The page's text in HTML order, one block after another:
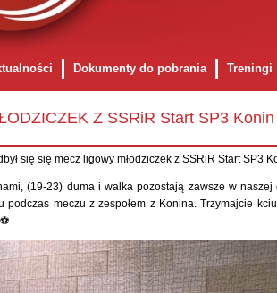
Dokumenty do pobrania Treningi
Z SSRiR Start SP3 Konin
się się mecz ligowy młodziczek z SSRiR Start SP3
(19-23) duma i walka pozostają zawsze w naszej
podczas meczu z zespołem z Konina. Trzymajcie